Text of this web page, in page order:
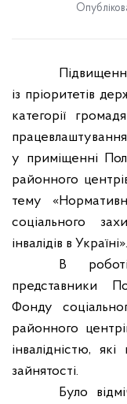
із пріоритетів
категорії
у приміщенні
районного
тему
соціального
інвалідів в Україні».
В
представники
Фонду
районного
інвалідністю,
зайнятості.
Було